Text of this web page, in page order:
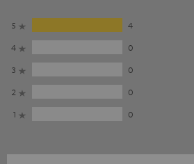
5
4
4
0
3
0
2
0
1
0